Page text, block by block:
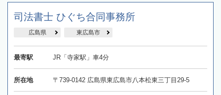
司法書士 ひぐち合同事務所
広島県 東広島市
最寄駅 JR「寺家駅」車4分
所在地 〒739-0142 広島県東広島市八本松東三丁目29-5